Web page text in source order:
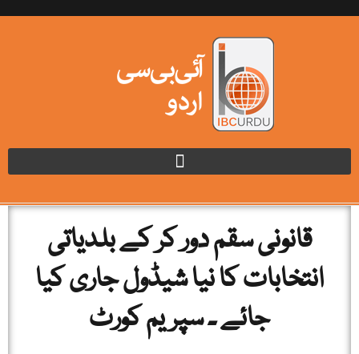
قانونی سقم دور کر کے بلدیاتی
انتخابات کا نیا شیڈول جاری کیا
جائے ۔ سپریم کورٹ